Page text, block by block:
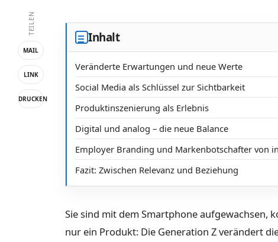
TEILEN
MAIL
LINK
DRUCKEN
Inhalt
Veränderte Erwartungen und neue Werte
Social Media als Schlüssel zur Sichtbarkeit
Produktinszenierung als Erlebnis
Digital und analog – die neue Balance
Employer Branding und Markenbotschafter von
Fazit: Zwischen Relevanz und Beziehung
Sie sind mit dem Smartphone aufgewachsen,
nur ein Produkt: Die Generation Z verändert